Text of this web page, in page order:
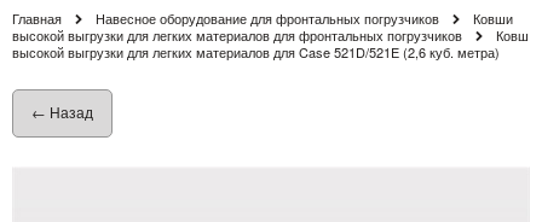
Главная Навесное оборудование для фронтальных погрузчиков
Ковши
высокой выгрузки для легких материалов для фронтальных погрузчиков
Ковш
высокой выгрузки для легких материалов для Case 521D/521E (2,6 куб. метра)
← Назад